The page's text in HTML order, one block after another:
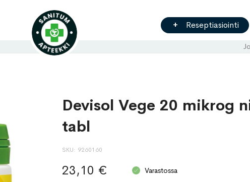
Reseptiasiointi
Devisol Vege 20 mikrog
tabl
SKU 9260160
23,10 € Varastossa